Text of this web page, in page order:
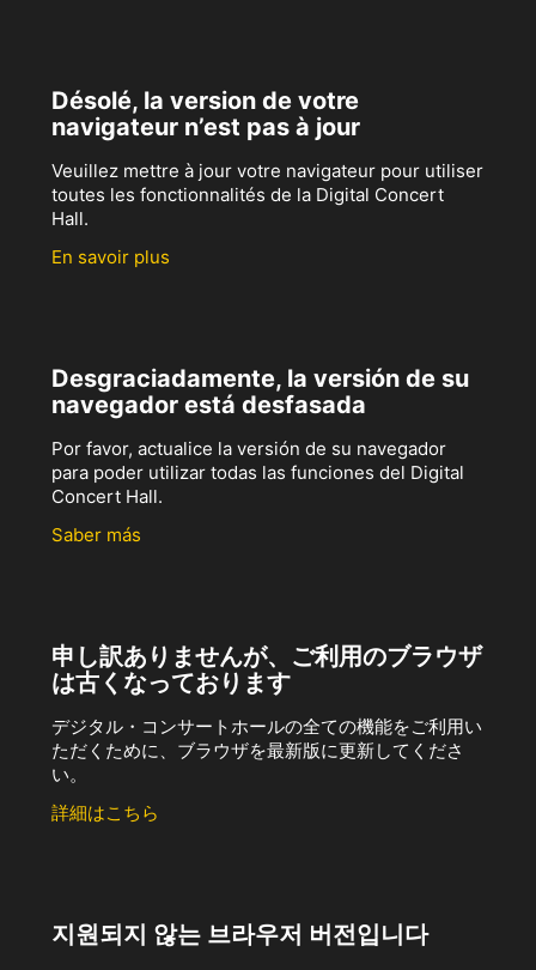
Désolé, la version de votre
navigateur n’est pas à jour
Veuillez mettre à jour votre navigateur pour utiliser
toutes les fonctionnalités de la Digital Concert
Hall.
En savoir plus
Desgraciadamente, la versión de su
navegador está desfasada
Por favor, actualice la versión de su navegador
para poder utilizar todas las funciones del Digital
Concert Hall.
Saber más
申し訳ありませんが、ご利用のブラウザ
は古くなっております
デジタル・コンサートホールの全ての機能をご利用い
ただくために、ブラウザを最新版に更新してくださ
い。
詳細はこちら
지원되지 않는 브라우저 버전입니다